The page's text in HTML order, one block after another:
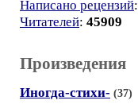
Написано рецензий:
Читателей: 45909
Произведения
Иногда-стихи- (37)